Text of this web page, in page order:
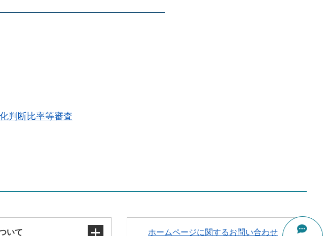
判断比率等審査
いて ホームページに関するお問い合わせ